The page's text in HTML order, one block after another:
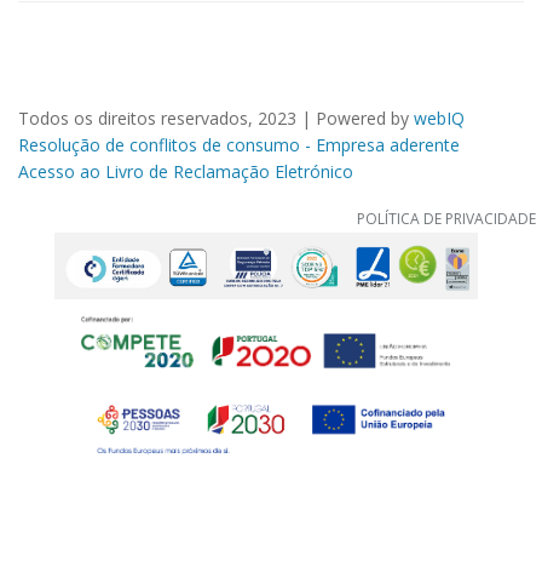
Todos os direitos reservados, 2023 | Powered by webIQ
Resolução de conflitos de consumo - Empresa aderente
Acesso ao Livro de Reclamação Eletrónico
POLÍTICA DE PRIVACIDADE